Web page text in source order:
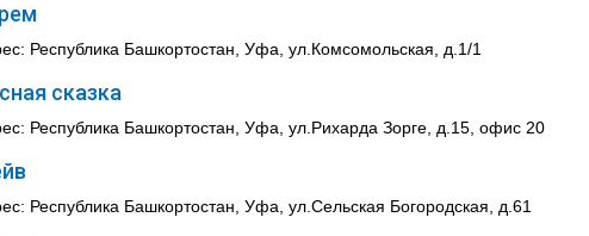
Республика Башкортостан, Уфа, ул.Комсомольская, д.1/1
сказка
Республика Башкортостан, Уфа, ул.Рихарда Зорге, д.15, офис 20
Республика Башкортостан, Уфа, ул.Сельская Богородская, д.61